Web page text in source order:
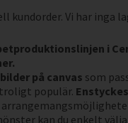
kundorder. Vi har inga
i
bilder på canvas som
populär.
kan du enkelt